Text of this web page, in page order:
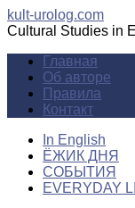
kult-urolog.com
Cultural Studies in
Главная
Об авторе
Правила
Контакт
In English
ЁЖИК ДНЯ
СОБЫТИЯ
EVERYDAY